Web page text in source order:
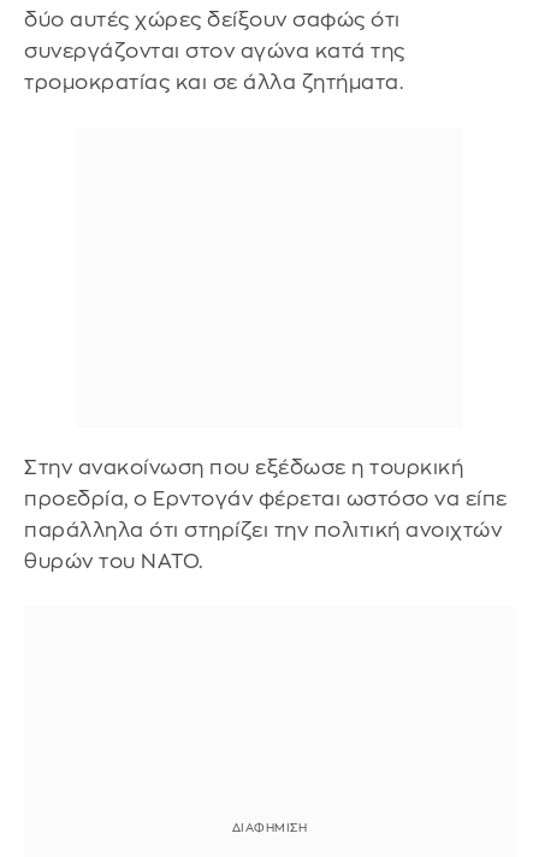
δύο αυτές χώρες δείξουν σαφώς ότι
συνεργάζονται στον αγώνα κατά της
τρομοκρατίας και σε άλλα ζητήματα.
Στην ανακοίνωση που εξέδωσε η τουρκική
προεδρία, ο Ερντογάν φέρεται ωστόσο να είπε
παράλληλα ότι στηρίζει την πολιτική ανοιχτών
θυρών του ΝΑΤΟ.